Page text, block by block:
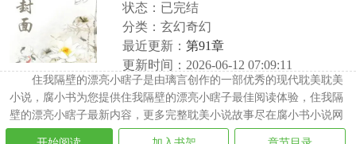
状态：已完结
分类：玄幻奇幻
最近更新： 第91章
更新时间：2026-06-12 07:09:11
住我隔壁的漂亮小瞎子是由璃言创作的一部优秀的现代耽美耽美
小说，腐小书为您提供住我隔壁的漂亮小瞎子最佳阅读体验，住我隔
壁的漂亮小瞎子最新内容，更多完整耽美小说故事尽在腐小书小说网